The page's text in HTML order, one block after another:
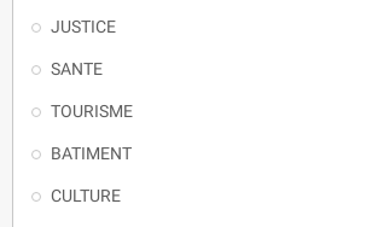
JUSTICE
SANTE
TOURISME
BATIMENT
CULTURE